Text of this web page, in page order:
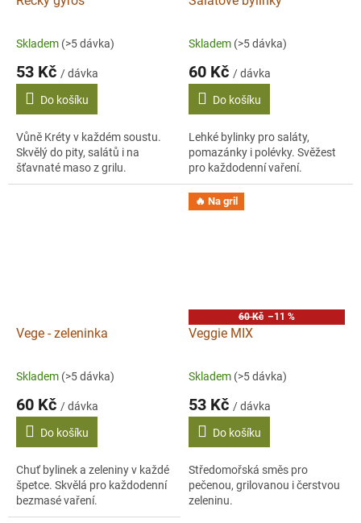
Skladem (>5 dávka)
53 Kč / dávka
Do košíku
Vůně Kréty v každém soustu.
Skvělý do pity, salátů i na
šťavnaté maso z grilu.
Skladem (>5 dávka)
60 Kč / dávka
Do košíku
Lehké bylinky pro saláty,
pomazánky i polévky. Svěžest
pro každodenní vaření.
Vege - zeleninka
Skladem (>5 dávka)
60 Kč / dávka
Do košíku
Chuť bylinek a zeleniny v každé
špetce. Skvělá pro každodenní
bezmasé vaření.
🔥 Na gril
60 Kč –11 %
Veggie MIX
Skladem (>5 dávka)
53 Kč / dávka
Do košíku
Středomořská směs pro
pečenou, grilovanou i čerstvou
zeleninu.